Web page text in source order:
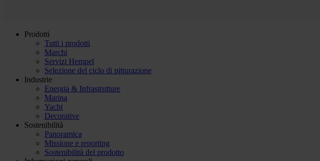
Prodotti
Tutti i prodotti
Marchi
Servizi Hempel
Selezione del ciclo di pitturazione
Industrie
Energia & Infrastrutture
Marina
Yacht
Decorative
Sostenibilità
Panoramica
Missione e reporting
Sostenibilità del prodotto